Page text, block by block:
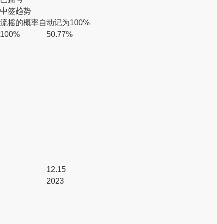
中签趋势
流摇的概率自动记为100%
100%
50.77%
12.15
2023